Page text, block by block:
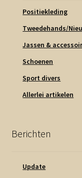
Positiekleding
Tweedehands/
Jassen &
Schoenen
Sport divers
Allerlei artikelen
Berichten
Update